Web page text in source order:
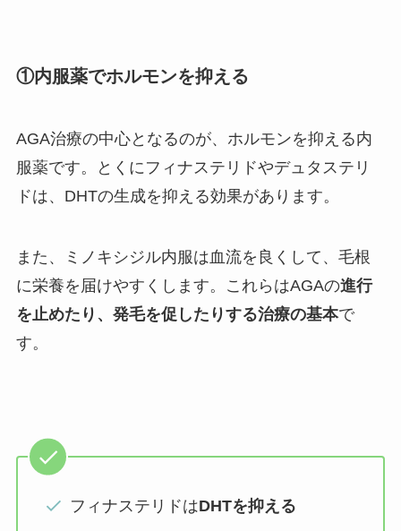
①内服薬でホルモンを抑える
AGA治療の中心となるのが、ホルモンを抑える内
服薬です。とくにフィナステリドやデュタステリ
ドは、DHTの生成を抑える効果があります。
また、ミノキシジル内服は血流を良くして、毛根
に栄養を届けやすくします。これらはAGAの進行
を止めたり、発毛を促したりする治療の基本で
す。
フィナステリドはDHTを抑える